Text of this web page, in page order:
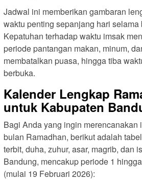
Jadwal ini memberikan gambaran
waktu penting sepanjang hari
Kepatuhan terhadap waktu imsak
periode pantangan makan, minum,
membatalkan puasa, hingga tiba
berbuka.
Kalender Lengkap
untuk Kabupaten
Bagi Anda yang ingin merencanakan
bulan Ramadhan, berikut adalah
terbit, duha, zuhur, asar, magrib, dan
Bandung, mencakup periode 1
(mulai 19 Februari 2026):